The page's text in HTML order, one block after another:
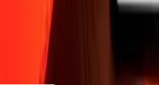
Politique de confidentialité
Avis sur les
Promotion Prévention de la
d'accessibilité
Suivez-nous